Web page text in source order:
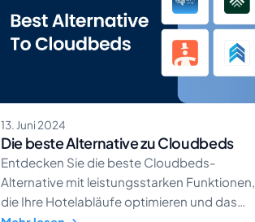
13. Juni 2024
Die beste Alternative zu Cloudbeds
Entdecken Sie die beste Cloudbeds-
Alternative mit leistungsstarken Funktionen,
die Ihre Hotelabläufe optimieren und das